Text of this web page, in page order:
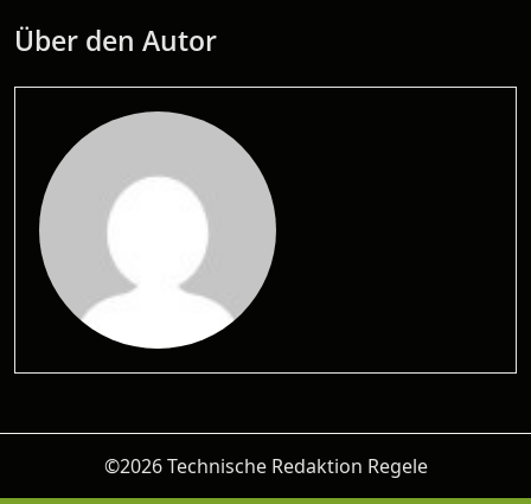
Über den Autor
©2026 Technische Redaktion Regele